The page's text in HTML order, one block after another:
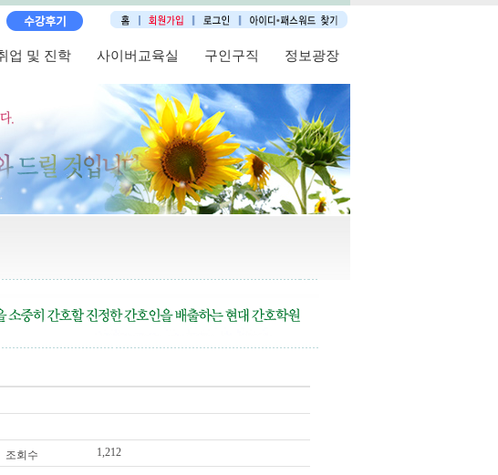
업 및 진학 사이버교육실 구인구직 정보광장
조회수 1,212